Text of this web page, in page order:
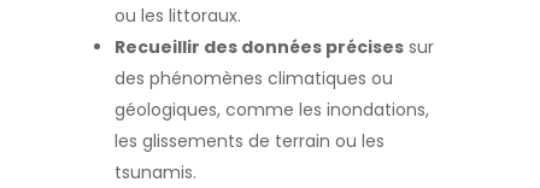
ou les littoraux.
Recueillir des données précises sur
des phénomènes climatiques ou
géologiques, comme les inondations,
les glissements de terrain ou les
tsunamis.